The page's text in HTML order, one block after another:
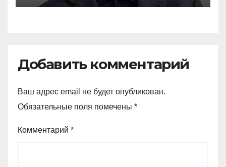
Добавить комментарий
Ваш адрес email не будет опубликован.
Обязательные поля помечены *
Комментарий *